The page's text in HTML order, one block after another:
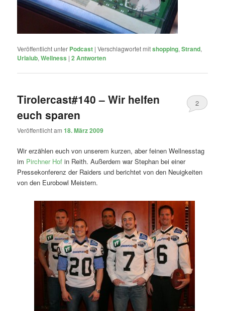
Veröffentlicht unter Podcast |Verschlagwortet mitshopping,Strand,
Urlaiub,Wellness |2 Antworten
Tirolercast#140 – Wir helfen
euch sparen
Veröffentlicht am18. März 2009
2
Wir erzählen euch von unserem kurzen, aber feinen Wellnesstag
im Pirchner Hof in Reith. Außerdem war Stephan bei einer
Pressekonferenz der Raiders und berichtet von den Neuigkeiten
von den Eurobowl Meistern.